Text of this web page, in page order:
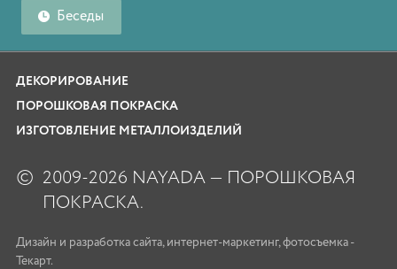
Беседы
ДЕКОРИРОВАНИЕ
ПОРОШКОВАЯ ПОКРАСКА
ИЗГОТОВЛЕНИЕ МЕТАЛЛОИЗДЕЛИЙ
© 2009-2026 NAYADA — ПОРОШКОВАЯ
ПОКРАСКА.
Дизайн и разработка сайта, интернет-маркетинг,фотосъемка -
Текарт.